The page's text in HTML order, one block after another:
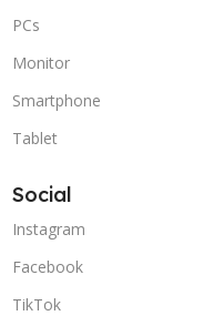
PCs
Monitor
Smartphone
Tablet
Social
Instagram
Facebook
TikTok